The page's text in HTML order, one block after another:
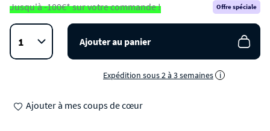
Jusqu'à -100€* sur votre commande ! Offre spéciale
Ajouter au panier
Expédition sous 2 à 3 semaines i
Ajouter à mes coups de cœur